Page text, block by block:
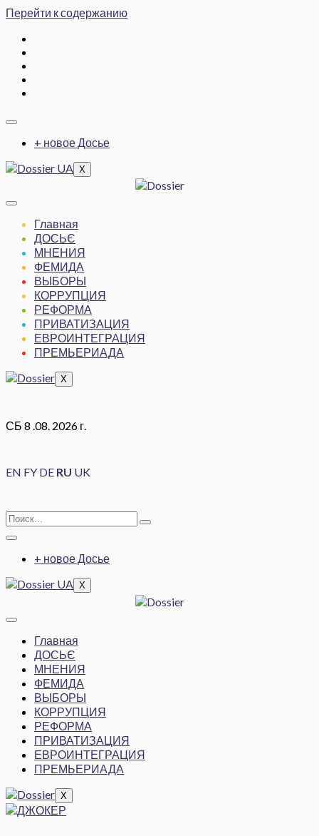
Перейти к содержанию
+ новое Досье
X
Главная
ДОСЬЄ
МНЕНИЯ
ФЕМИДА
ВЫБОРЫ
КОРРУПЦИЯ
РЕФОРМА
ПРИВАТИЗАЦИЯ
ЕВРОИНТЕГРАЦИЯ
ПРЕМЬЕРИАДА
X
СБ 8 .08. 2026 г.
EN FY DE RU UK
+ новое Досье
X
Главная
ДОСЬЄ
МНЕНИЯ
ФЕМИДА
ВЫБОРЫ
КОРРУПЦИЯ
РЕФОРМА
ПРИВАТИЗАЦИЯ
ЕВРОИНТЕГРАЦИЯ
ПРЕМЬЕРИАДА
X